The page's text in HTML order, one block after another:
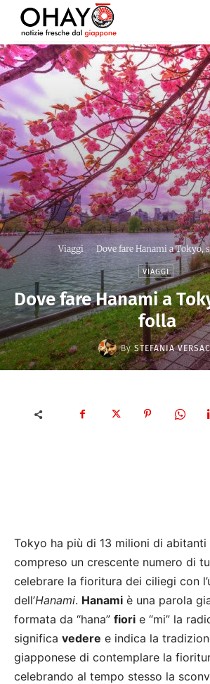
Viaggi Dove fare Hanami a Tokyo,
VIAGGI
Dove fare Hanami a
folla
By STEFANIA
Tokyo ha più di 13 milioni di
compreso un crescente numero di
celebrare la fioritura dei ciliegi con
dell’Hanami. Hanami è una parola
formata da “hana” fiori e “mi” la
significa vedere e indica la
giapponese di contemplare la
celebrando al tempo stesso la